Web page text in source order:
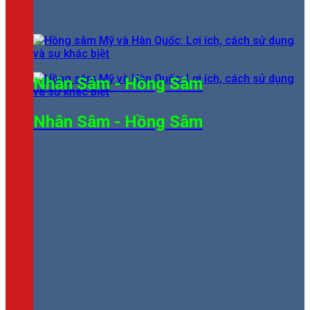
Nhân Sâm - Hồng Sâm
Nhân Sâm - Hồng Sâm